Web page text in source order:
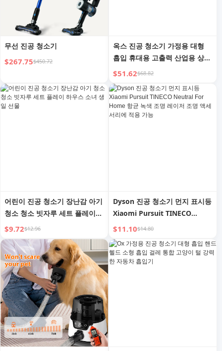
무선 진공 청소기
$267.75$450.72
옥스 진공 청소기 가정용 대형
흡입 휴대용 고출력 산업용 상업
용 뷰티 틈새 흡입 기계 소형
$51.62$68.82
어린이 진공 청소기 장난감 아기
청소 청소 빗자루 세트 플레이
하우스 소녀 생일 선물
$9.72$12.96
Dyson 진공 청소기 먼지 표시등
Xiaomi Pursuit TINECO
Neutral For Home 항균 녹색
조명 레이저 조명 액세서리에 적
용 가능
$11.10$14.80